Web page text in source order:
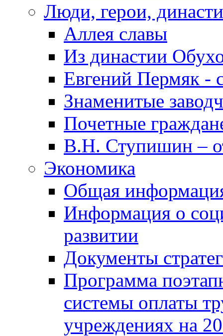
Люди, герои,
Аллея славы
Из династии
Евгений Пермяк -
Знаменитые
Почетные
В.Н. Ступишин –
Экономика
Общая
Информация о
развитии
Документы
Программа
системы оплаты
учреждениях на